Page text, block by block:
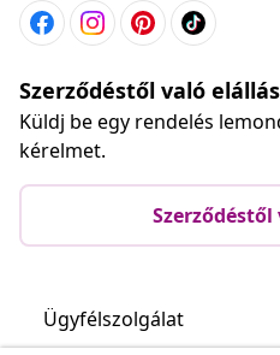
Szerződéstől való elállás
Küldj be egy rendelés
kérelmet.
Ügyfélszolgálat